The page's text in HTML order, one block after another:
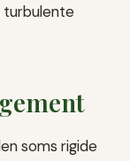
turbulente
soms rigide